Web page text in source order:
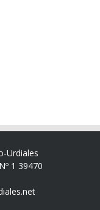
Urdiales
1 39470